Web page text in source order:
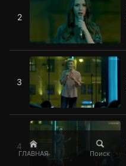
ГЛАВНАЯ Поиск
2
3
3 выпуск
4
4 выпуск